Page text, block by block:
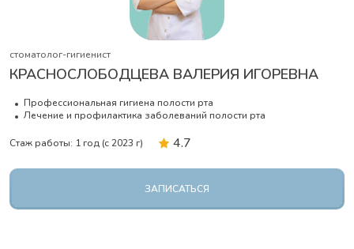
СПЕЦИАЛИСТЫ
АКЦИИ
НАШИ РАБОТЫ
ОТЗЫВЫ
стоматолог-гигиенист
КРАСНОСЛОБОДЦЕВА ВАЛЕРИЯ ИГОРЕВНА
Профессиональная гигиена полости рта
Лечение и профилактика заболеваний полости рта
Стаж работы: 1 год (с 2023 г) 4.7
ЗАПИСАТЬСЯ